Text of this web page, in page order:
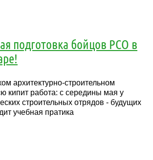
подготовка бойцов РСО в
архитектурно-строительном
кипит работа: с середины мая у
строительных отрядов - будущих
учебная пратика